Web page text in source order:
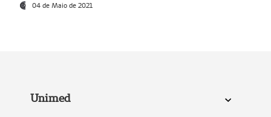
04 de Maio de 2021
Unimed